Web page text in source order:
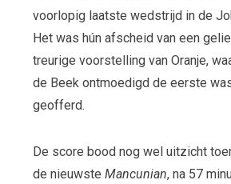
voorlopig laatste wedstrijd in de
Het was hún afscheid van een
treurige voorstelling van Oranje,
de Beek ontmoedigd de eerste
geofferd.
De score bood nog wel uitzicht
de nieuwste Mancunian, na 57